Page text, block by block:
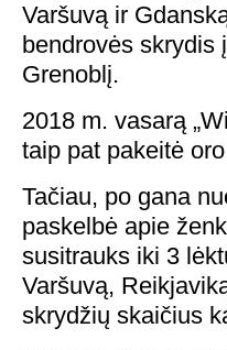
Varšuvą ir
bendrovės skrydis
Grenoblį.
2018 m. vasarą
taip pat pakeitė
Tačiau, po gana
paskelbė apie
susitrauks iki 3
Varšuvą,
skrydžių skaičius